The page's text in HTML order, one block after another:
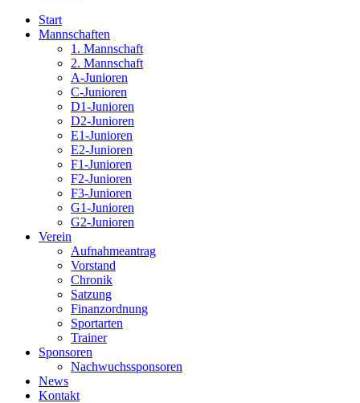
Start
Mannschaften
1. Mannschaft
2. Mannschaft
A-Junioren
C-Junioren
D1-Junioren
D2-Junioren
E1-Junioren
E2-Junioren
F1-Junioren
F2-Junioren
F3-Junioren
G1-Junioren
G2-Junioren
Verein
Aufnahmeantrag
Vorstand
Chronik
Satzung
Finanzordnung
Sportarten
Trainer
Sponsoren
Nachwuchssponsoren
News
Kontakt